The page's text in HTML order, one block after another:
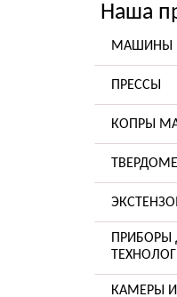
Наша
МАШИНЫ
ПРЕССЫ
КОПРЫ
ПРИБОРЫ
КАМЕРЫ